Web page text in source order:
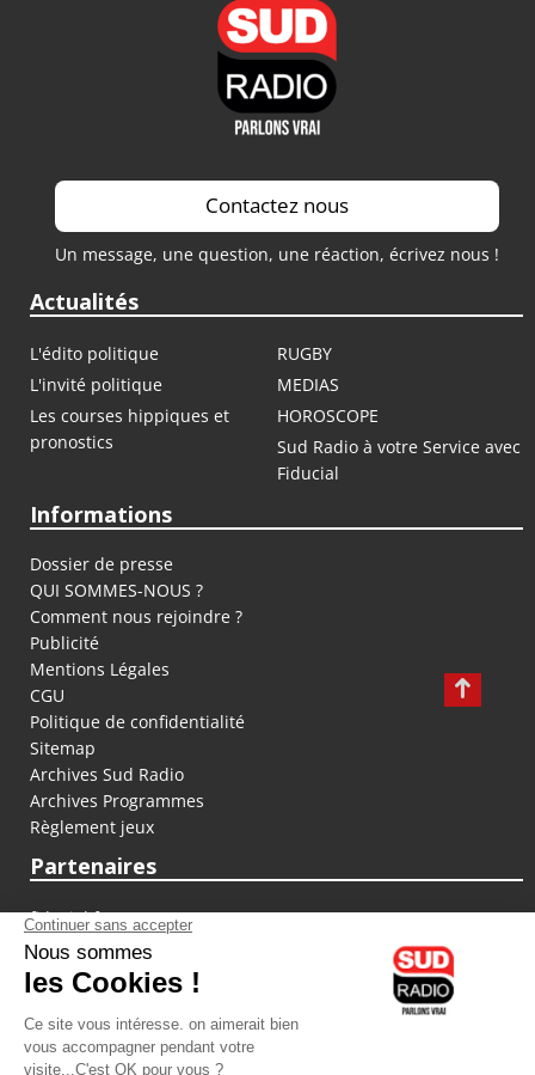
Contactez nous
Un message, une question, une réaction, écrivez nous !
Actualités
L'édito politique
RUGBY
L'invité politique
MEDIAS
Les courses hippiques et
pronostics
HOROSCOPE
Sud Radio à votre Service avec
Fiducial
Informations
Dossier de presse
QUI SOMMES-NOUS ?
Comment nous rejoindre ?
Publicité
Mentions Légales
CGU
Politique de confidentialité
Sitemap
Archives Sud Radio
Archives Programmes
Règlement jeux
Partenaires
fiducial.fr
lyoncapitale.fr
olympique-et-lyonnais.com
L'application Iphone / Android